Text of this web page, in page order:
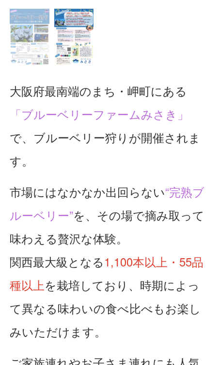
大阪府最南端のまち・岬町にある
「ブルーベリーファームみさき」
で、ブルーベリー狩りが開催されま
す。
市場にはなかなか出回らない“完熟ブ
ルーベリー”を、その場で摘み取って
味わえる贅沢な体験。
関西最大級となる1,100本以上・55品
種以上を栽培しており、時期によっ
て異なる味わいの食べ比べもお楽し
みいただけます。